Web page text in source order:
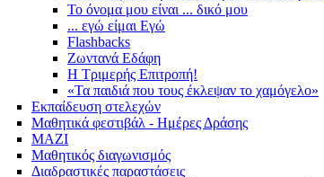
Το όνομα μου είναι ... δικό μου
... εγώ είμαι Εγώ
Flashbacks
Ζωντανά Εδάφη
Η Τριμερής Επιτροπή!
«Τα παιδιά που τους έκλεψαν το χαμόγελο»
Εκπαίδευση στελεχών
Μαθητικά φεστιβάλ - Ημέρες Δράσης
ΜΑΖΙ
Μαθητικός διαγωνισμός
Διαδραστικές παραστάσεις